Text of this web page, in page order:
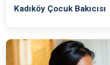
Kadıköy Çocuk Bakıcısı